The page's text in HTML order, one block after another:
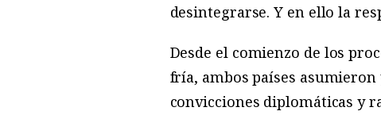
desintegrarse. Y en ello la
Desde el comienzo de los
fría, ambos países
convicciones diplomáticas y